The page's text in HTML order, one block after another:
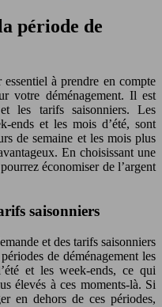
période de
à prendre en compte
votre déménagement. Il est
les tarifs saisonniers. Les
ends et les mois d’été, sont
de semaine et les mois plus
En choisissant une
économiser de l’argent
saisonniers
et des tarifs saisonniers
de déménagement les
et les week-ends, ce qui
élevés à ces moments-là. Si
en dehors de ces périodes,